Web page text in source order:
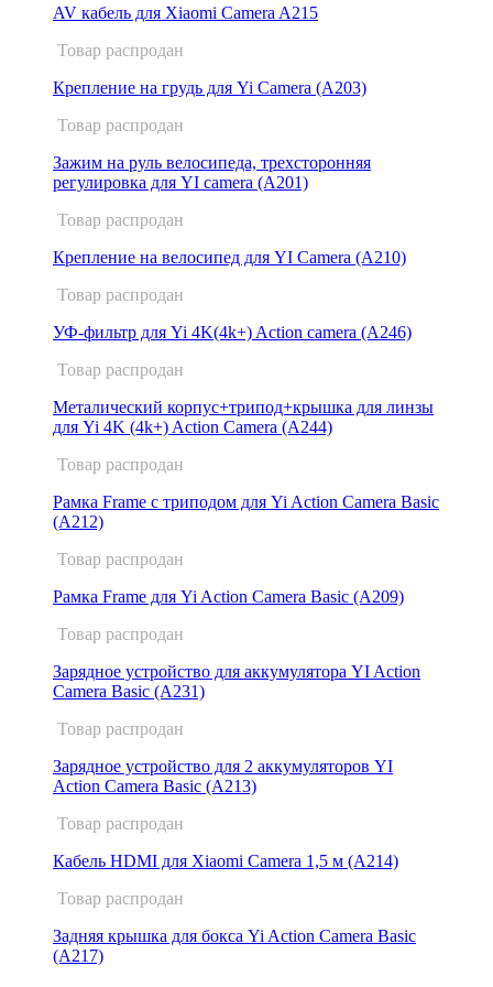
AV кабель для Xiaomi Camera A215
Товар распродан
Крепление на грудь для Yi Camera (A203)
Товар распродан
Зажим на руль велосипеда, трехсторонняя
регулировка для YI camera (A201)
Товар распродан
Крепление на велосипед для YI Camera (A210)
Товар распродан
УФ-фильтр для Yi 4K(4k+) Action camera (A246)
Товар распродан
Металический корпус+трипод+крышка для линзы
для Yi 4K (4k+) Action Camera (A244)
Товар распродан
Рамка Frame с триподом для Yi Action Camera Basic
(A212)
Товар распродан
Рамка Frame для Yi Action Camera Basic (A209)
Товар распродан
Зарядное устройство для аккумулятора YI Action
Camera Basic (A231)
Товар распродан
Зарядное устройство для 2 аккумуляторов YI
Action Camera Basic (A213)
Товар распродан
Кабель HDMI для Xiaomi Camera 1,5 м (A214)
Товар распродан
Задняя крышка для бокса Yi Action Camera Basic
(A217)